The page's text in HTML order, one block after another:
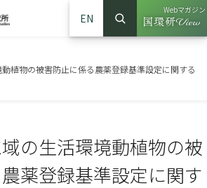
EN
サイト内検索
検索
Webマガジン
（別ウイ
植物の被害防止に係る農薬登録基準設定に関する
の生活環境動植物の被
薬登録基準設定に関す